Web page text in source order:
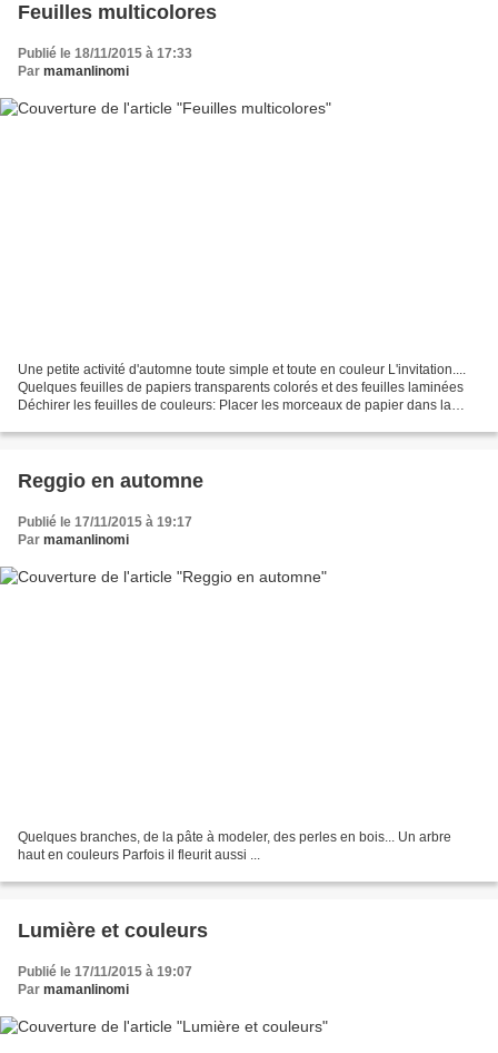
Feuilles multicolores
Publié le 18/11/2015 à 17:33
Par mamanlinomi
Une petite activité d'automne toute simple et toute en couleur L'invitation....
Quelques feuilles de papiers transparents colorés et des feuilles laminées
Déchirer les feuilles de couleurs: Placer les morceaux de papier dans la
Reggio en automne
Publié le 17/11/2015 à 19:17
Par mamanlinomi
Quelques branches, de la pâte à modeler, des perles en bois... Un arbre
haut en couleurs Parfois il fleurit aussi ...
Lumière et couleurs
Publié le 17/11/2015 à 19:07
Par mamanlinomi